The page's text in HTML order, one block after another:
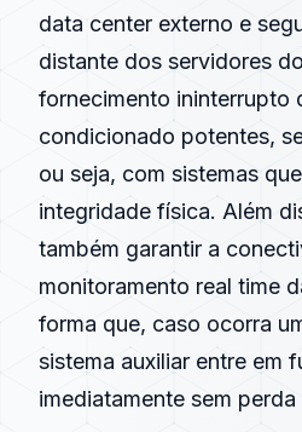
data center externo e
distante dos servidores
fornecimento ininterrupto
condicionado potentes,
ou seja, com sistemas
integridade física. Além
também garantir a
monitoramento real time
forma que, caso ocorra
sistema auxiliar entre em
imediatamente sem